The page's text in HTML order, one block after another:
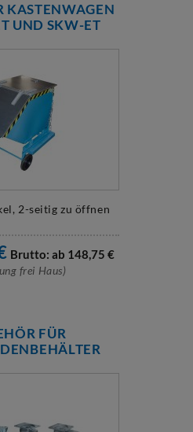
KASTENWAGEN
UND SKW-ET
2-seitig zu öffnen
Brutto: ab 148,75 €
frei Haus)
FÜR